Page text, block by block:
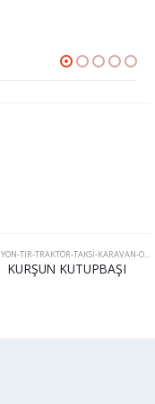
KAMYON-TIR-TRAKTÖR-TAKSI-KARAVAN-OFF ROAD
KURŞUN KUTUPBAŞI